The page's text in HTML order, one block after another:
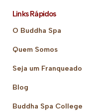
Links Rápidos
O Buddha Spa
Quem Somos
Seja um Franqueado
Blog
Buddha Spa College